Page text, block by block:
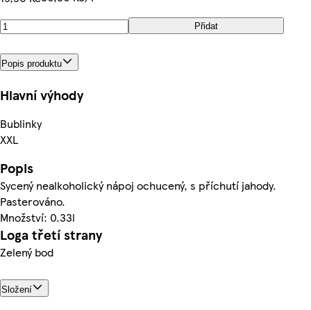
Přidat
Popis produktu
Hlavní výhody
Bublinky
XXL
Popis
Sycený nealkoholický nápoj ochucený, s příchutí jahody.
Pasterováno.
Množství: 0.33l
Loga třetí strany
Zelený bod
Složení